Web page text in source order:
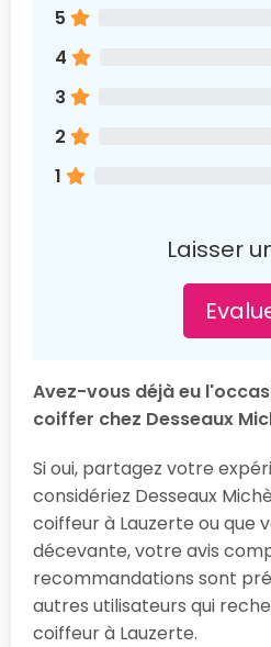
5
4
3
2
1
Laisser
Avez-vous déjà eu
coiffer chez Desseaux
Si oui, partagez votre
considériez Desseaux
coiffeur à Lauzerte ou que
décevante, votre avis
recommandations sont
autres utilisateurs qui
coiffeur à Lauzerte.